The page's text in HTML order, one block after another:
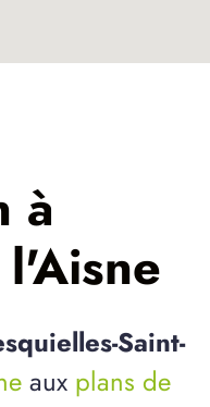
à
Saint-
aux plans de